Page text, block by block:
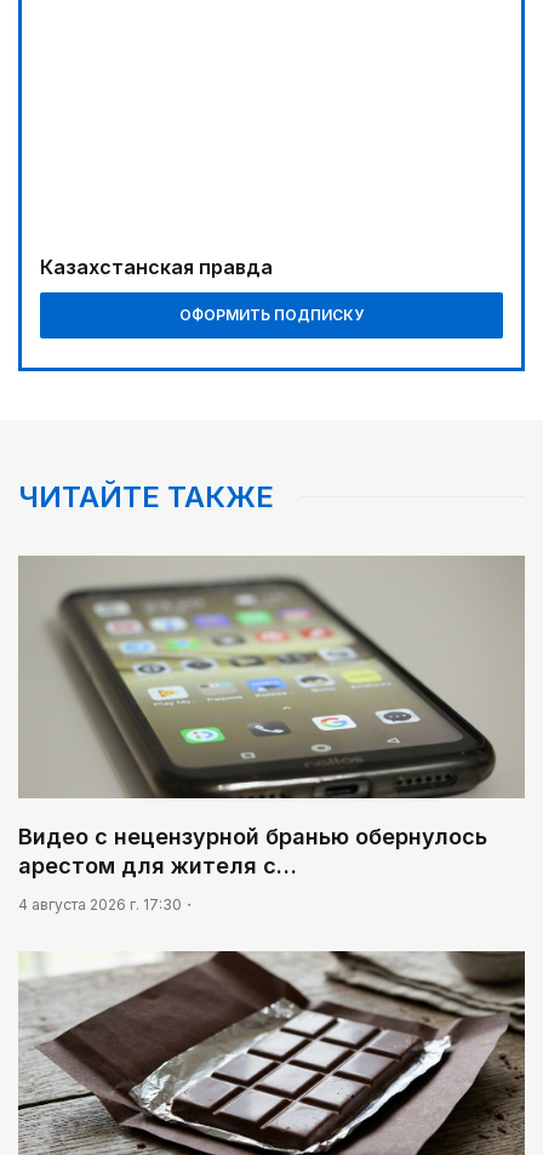
Казахстанская правда
ОФОРМИТЬ ПОДПИСКУ
ЧИТАЙТЕ ТАКЖЕ
Видео с нецензурной бранью обернулось
арестом для жителя с…
4 августа 2026 г. 17:30